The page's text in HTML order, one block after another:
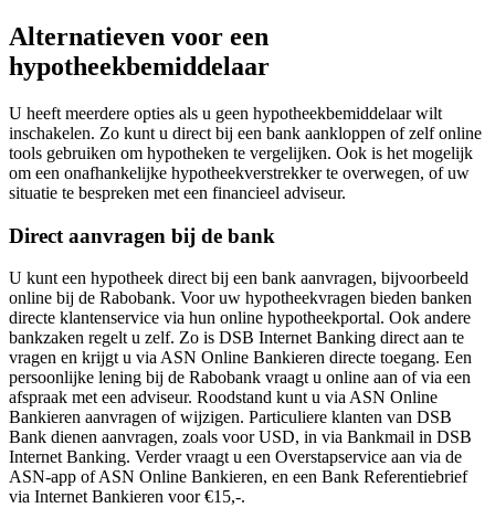
Alternatieven voor een
hypotheekbemiddelaar
U heeft meerdere opties als u geen hypotheekbemiddelaar wilt
inschakelen. Zo kunt u direct bij een bank aankloppen of zelf online
tools gebruiken om hypotheken te vergelijken. Ook is het mogelijk
om een onafhankelijke hypotheekverstrekker te overwegen, of uw
situatie te bespreken met een financieel adviseur.
Direct aanvragen bij de bank
U kunt een hypotheek direct bij een bank aanvragen, bijvoorbeeld
online bij de Rabobank. Voor uw hypotheekvragen bieden banken
directe klantenservice via hun online hypotheekportal. Ook andere
bankzaken regelt u zelf. Zo is DSB Internet Banking direct aan te
vragen en krijgt u via ASN Online Bankieren directe toegang. Een
persoonlijke lening bij de Rabobank vraagt u online aan of via een
afspraak met een adviseur. Roodstand kunt u via ASN Online
Bankieren aanvragen of wijzigen. Particuliere klanten van DSB
Bank dienen aanvragen, zoals voor USD, in via Bankmail in DSB
Internet Banking. Verder vraagt u een Overstapservice aan via de
ASN-app of ASN Online Bankieren, en een Bank Referentiebrief
via Internet Bankieren voor €15,-.